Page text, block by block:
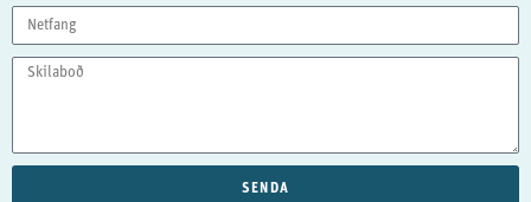
SENDA